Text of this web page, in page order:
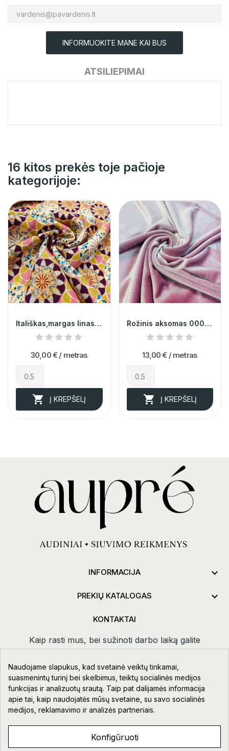
INFORMUOKITE MANE KAI BUS
ATSILIEPIMAI
16 kitos prekės toje pačioje
kategorijoje:
Itališkas,margas linas 014059
30,00 € / metras
 Į KREPŠELĮ
Rožinis aksomas 000578
13,00 € / metras
 Į KREPŠELĮ
INFORMACIJA 
PREKIŲ KATALOGAS 
KONTAKTAI
Kaip rasti mus, bei sužinoti darbo laiką galite
paspauduskontaktai.
Taikos pr. 111-109, Klaipėda
+370 678 02418
info@aupre.lt
Facebook
Naudojame slapukus, kad svetainė veiktų tinkamai,
suasmenintų turinį bei skelbimus, teiktų socialinės medijos
funkcijas ir analizuotų srautą. Taip pat dalijamės informacija
apie tai, kaip naudojatės mūsų svetaine, su savo socialinės
medijos, reklamavimo ir analizės partneriais.
Konfigūruoti